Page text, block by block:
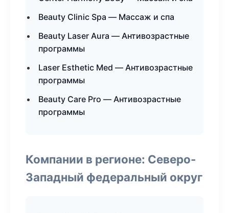
Beauty Clinic Spa — Массаж и спа
Beauty Laser Aura — Антивозрастные
программы
Laser Esthetic Med — Антивозрастные
программы
Beauty Care Pro — Антивозрастные
программы
Компании в регионе: Северо-
Западный федеральный округ